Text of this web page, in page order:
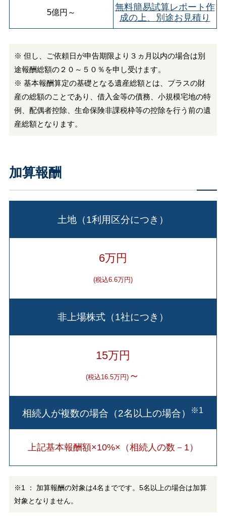
5億円 ～
無料簡易試算レポート作
成の上、別途お見積り
※ 但し、ご依頼日が申告期限より３ヵ月以内の場合は別
途報酬総額の２０～５０％を申し受けます。
※ 基本報酬算定の基礎となる遺産総額とは、プラスの財
産の総額のことであり、借入金等の債務、小規模宅地の特
例、配偶者控除、生命保険非課税枠等の控除を行う前の遺
産総額となります。
加算報酬
土地（1利用区分につき）
6万円
(税込6.6万円)
非上場株式（1社につき）
15万円
(税込16.5万円) ～
相続人が複数の場合（2名以上の場合） ※1
上記基本報酬額×10%×（相続人の数－1）
※1 ： 加算報酬の対象は4名までです。5名以上の場合は加算
対象となりません。